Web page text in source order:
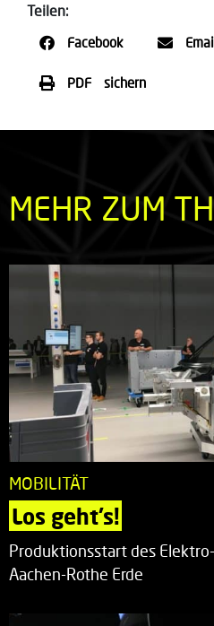
Teilen:
Facebook
PDF sichern
MEHR ZUM
MOBILITÄT
Los geht’s!
Produktionsstart des
Aachen-Rothe Erde